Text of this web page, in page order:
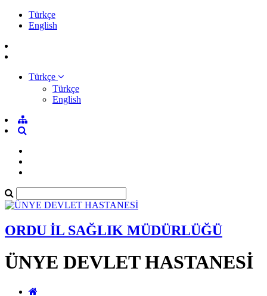
Türkçe
English
Türkçe
Türkçe
English
ORDU İL SAĞLIK MÜDÜRLÜĞÜ
ÜNYE DEVLET HASTANESİ